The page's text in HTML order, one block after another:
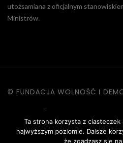
utożsamiana z oficjalnym
Ministrów.
© FUNDACJA WOLNOŚĆ I
| POLITYKA
REGULAMIN STRONY
Ta strona korzysta z ciasteczek
najwyższym poziomie. Dalsze
że zgadzasz się